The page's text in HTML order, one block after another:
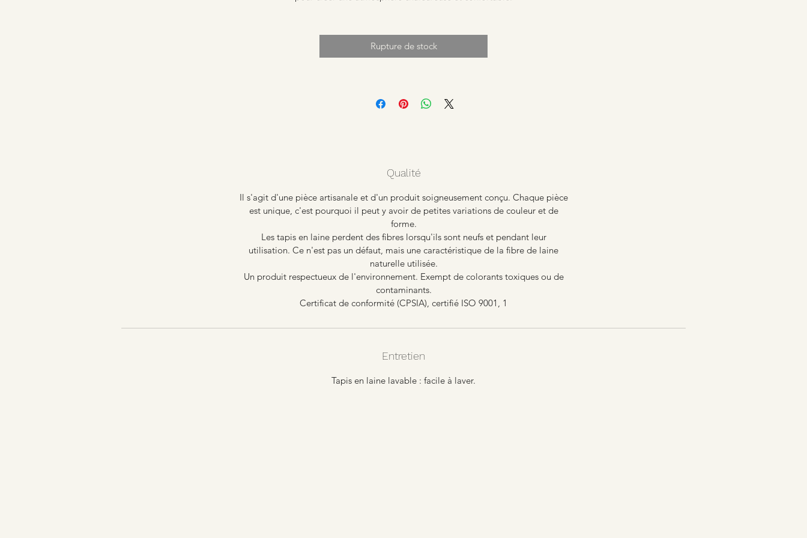
Rupture de stock
Qualité
Il s'agit d'une pièce artisanale et d'un produit soigneusement conçu. Chaque pièce
est unique, c'est pourquoi il peut y avoir de petites variations de couleur et de
forme.
Les tapis en laine perdent des fibres lorsqu'ils sont neufs et pendant leur
utilisation. Ce n'est pas un défaut, mais une caractéristique de la fibre de laine
naturelle utilisée.
Un produit respectueux de l'environnement. Exempt de colorants toxiques ou de
contaminants.
Certificat de conformité (CPSIA), certifié ISO 9001, 1
Entretien
Tapis en laine lavable : facile à laver.